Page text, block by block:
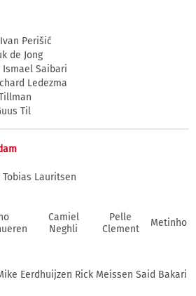
Perišić
de Jong
Ismael Saibari
Ledezma
Til
Tobias Lauritsen
Camiel
Neghli
Pelle
Clement
Metinho
Eerdhuijzen Rick Meissen Said Bakari